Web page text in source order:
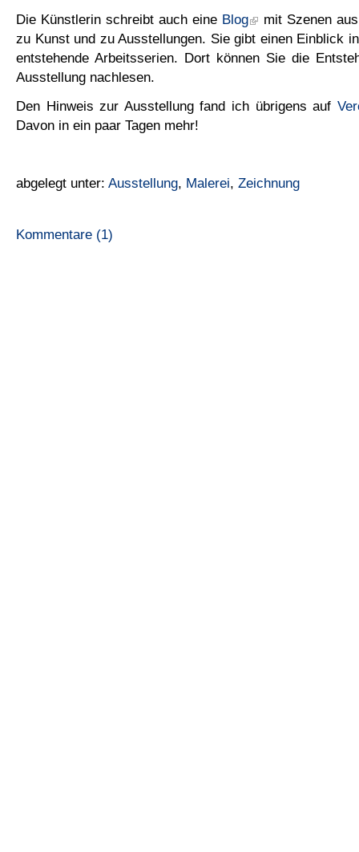
Die Künstlerin schreibt auch eine Blog
mit Szenen
zu Kunst und zu Ausstellungen. Sie gibt einen Einblick
entstehende Arbeitsserien. Dort können Sie die
Ausstellung nachlesen.
Den Hinweis zur Ausstellung fand ich übrigens auf
Davon in ein paar Tagen mehr!
abgelegt unter: Ausstellung, Malerei, Zeichnung
Kommentare (1)